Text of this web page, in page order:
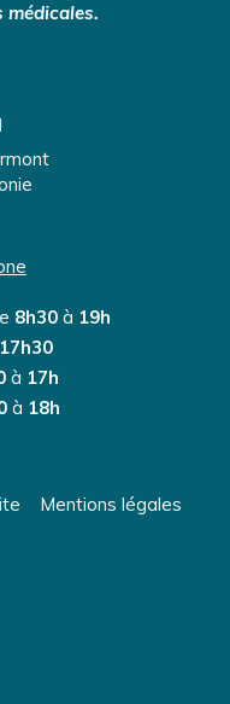
médicales.
8h30 à 19h
17h30
à 17h
à 18h
Mentions légales